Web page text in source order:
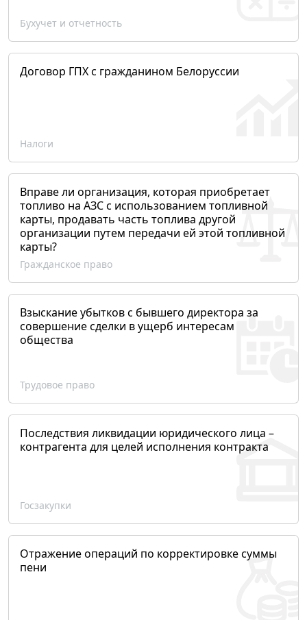
Бухучет и отчетность
Договор ГПХ с гражданином Белоруссии
Налоги
Вправе ли организация, которая приобретает
топливо на АЗС с использованием топливной
карты, продавать часть топлива другой
организации путем передачи ей этой топливной
карты?
Гражданское право
Взыскание убытков с бывшего директора за
совершение сделки в ущерб интересам
общества
Трудовое право
Последствия ликвидации юридического лица –
контрагента для целей исполнения контракта
Госзакупки
Отражение операций по корректировке суммы
пени